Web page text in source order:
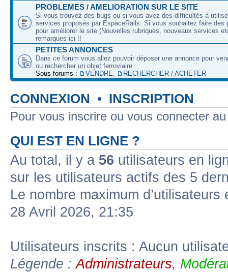
PROBLEMES / AMELIORATION SUR LE SITE
Si vous trouvez des bugs ou si vous avez des difficultés à
services proposés par EspaceRails. Si vous souhaitez faire des
pour améliorer le site (Nouvelles rubriques, nouveaux services
remarques ici !!
PETITES ANNONCES
Dans ce forum vous allez pouvoir déposer une annonce pour
ou rechercher un objet ferroviaire
Sous-forums :
VENDRE, RECHERCHER / ACHETER
CONNEXION • INSCRIPTION
Pour vous inscrire ou vous connecter
QUI EST EN LIGNE ?
Au total, il y a 56 utilisateurs en
sur les utilisateurs actifs des 5
Le nombre maximum
28 Avril 2026, 21:35
Utilisateurs inscrits : Aucun
Légende :Administrateurs,